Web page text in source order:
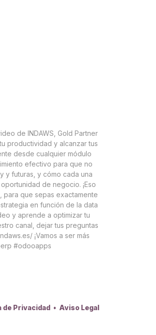
de INDAWS, Gold Partner
productividad y alcanzar tus
desde cualquier módulo
efectivo para que no
y futuras, y cómo cada una
de negocio. ¡Eso
para que sepas exactamente
en función de la data
y aprende a optimizar tu
canal, dejar tus preguntas
¡Vamos a ser más
#odooapps
de Privacidad • Aviso Legal